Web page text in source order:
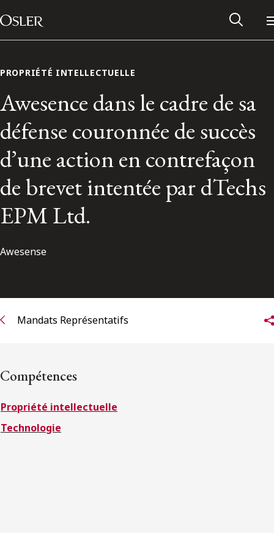
Passer au contenu
Main Navigation
Contactez-nous
S’abonner aux articles Osler
PROPRIÉTÉ INTELLECTUELLE
Awesence dans le cadre de sa
défense couronnée de succès
d’une action en contrefaçon
de brevet intentée par dTechs
EPM Ltd.
Awesense
Mandats Représentatifs
Compétences
Propriété intellectuelle
Technologie